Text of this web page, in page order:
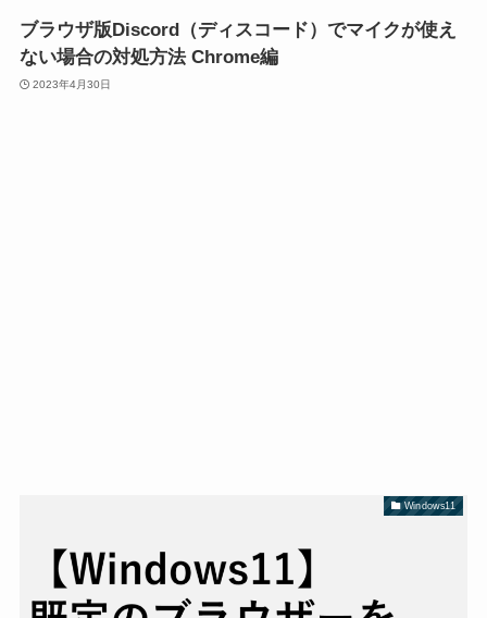
ブラウザ版Discord（ディスコード）でマイクが使え
ない場合の対処方法 Chrome編
2023年4月30日
Windows11